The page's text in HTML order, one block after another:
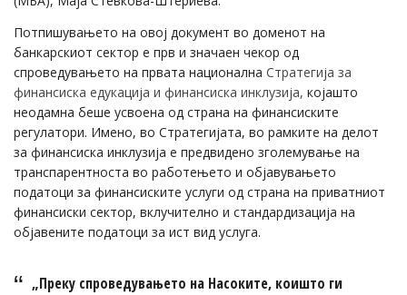
Потпишувањето на овој документ во доменот на
банкарскиот сектор е прв и значаен чекор од
спроведувањето на првата национална Стратегија за
финансиска едукација и финансиска инклузија, којашто
неодамна беше усвоена од страна на финансиските
регулатори. Имено, во Стратегијата, во рамките на делот
за финансиска инклузија е предвидено зголемување на
транспарентноста во работењето и објавувањето
податоци за финансиските услуги од страна на приватниот
финансиски сектор, вклучително и стандардизација на
објавените податоци за ист вид услуга.
„Преку спроведувањето на Насоките, коишто ги